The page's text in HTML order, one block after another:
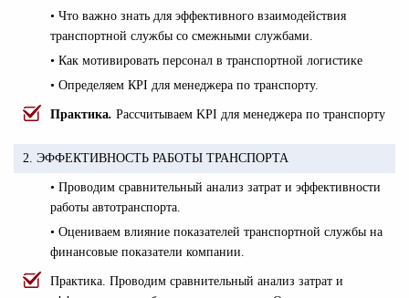
• Что важно знать для эффективного взаимодействия
транспортной службы со смежными службами.
• Как мотивировать персонал в транспортной логистике
• Определяем КPI для менеджера по транспорту.
Практика. Рассчитываем KPI для менеджера по транспорту
2. ЭФФЕКТИВНОСТЬ РАБОТЫ ТРАНСПОРТА
• Проводим сравнительный анализ затрат и эффективности
работы автотранспорта.
• Оцениваем влияние показателей транспортной службы на
финансовые показатели компании.
Практика. Проводим сравнительный анализ затрат и